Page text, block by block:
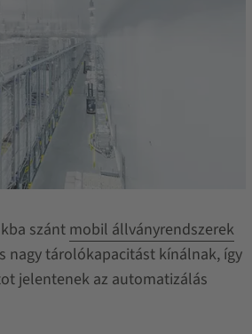
szánt mobil állványrendszerek
nagy tárolókapacitást kínálnak, így
jelentenek az automatizálás